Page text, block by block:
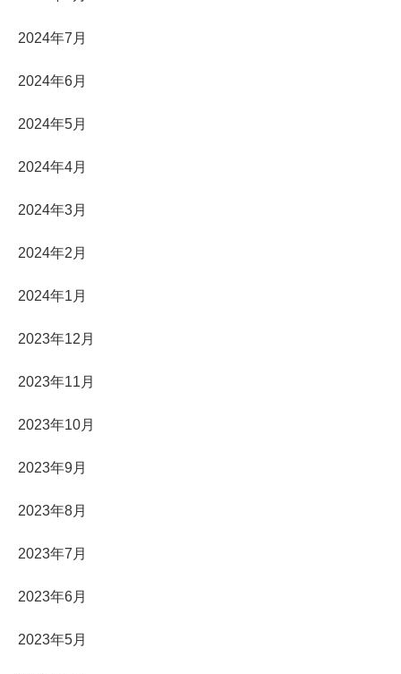
2024年7月
2024年6月
2024年5月
2024年4月
2024年3月
2024年2月
2024年1月
2023年12月
2023年11月
2023年10月
2023年9月
2023年8月
2023年7月
2023年6月
2023年5月